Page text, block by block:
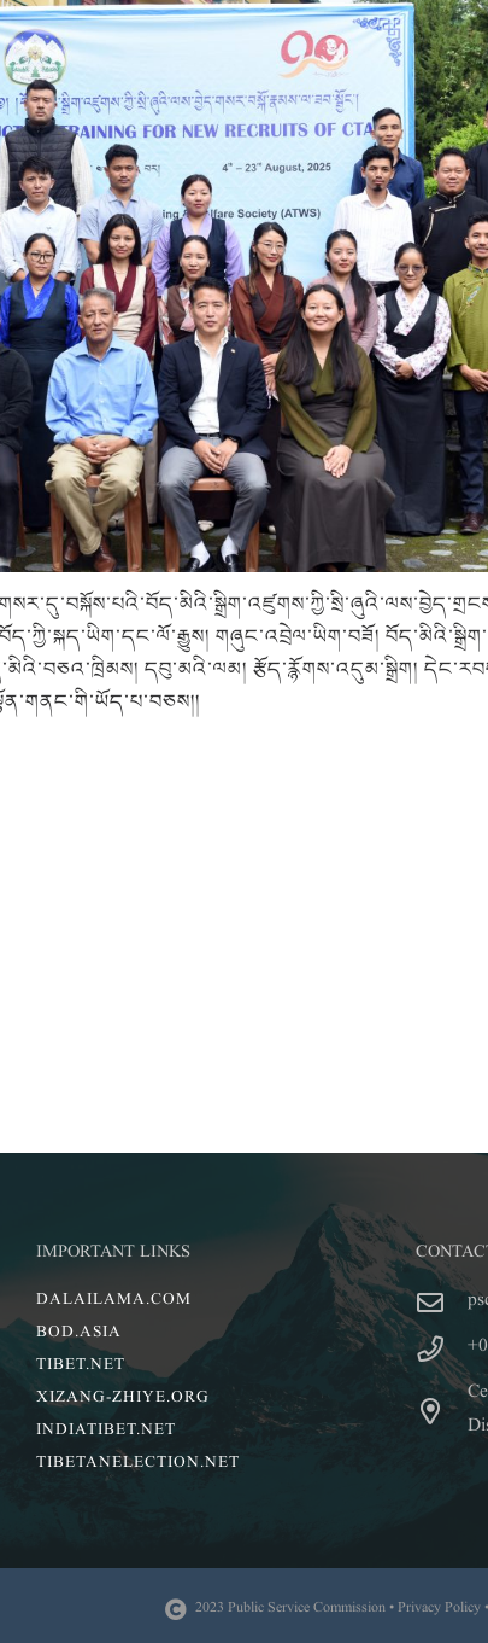
གཞུང་འབྲེལ་ཡིག་བཟོ།
དབུ་མའི་ལམ། རྩོད་རྙོགས་འདུམ་སྒྲིག།
IMPORTANT LINKS
DALAILAMA.COM
BOD.ASIA
TIBET.NET
XIZANG-ZHIYE.ORG
INDIATIBET.NET
TIBETANELECTION.NET
2023 Public Service Commission • Privacy Policy